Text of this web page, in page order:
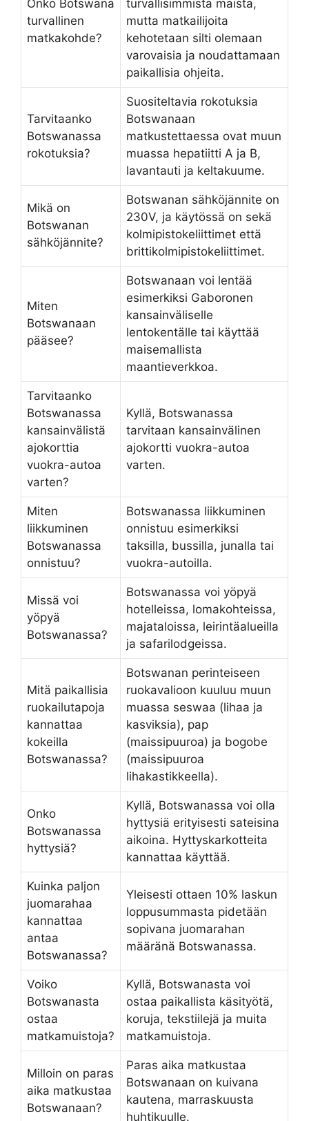
Onko Botswana
turvallinen
matkakohde?
turvallisimmista maista,
mutta matkailijoita
kehotetaan silti olemaan
varovaisia ja noudattamaan
paikallisia ohjeita.
Tarvitaanko
Botswanassa
rokotuksia?
Suositeltavia rokotuksia
Botswanaan
matkustettaessa ovat muun
muassa hepatiitti A ja B,
lavantauti ja keltakuume.
Mikä on
Botswanan
sähköjännite?
Botswanan sähköjännite on
230V, ja käytössä on sekä
kolmipistokeliittimet että
brittikolmipistokeliittimet.
Miten
Botswanaan
pääsee?
Botswanaan voi lentää
esimerkiksi Gaboronen
kansainväliselle
lentokentälle tai käyttää
maisemallista
maantieverkkoa.
Tarvitaanko
Botswanassa
kansainvälistä
ajokorttia
vuokra-autoa
varten?
Kyllä, Botswanassa
tarvitaan kansainvälinen
ajokortti vuokra-autoa
varten.
Miten
liikkuminen
Botswanassa
onnistuu?
Botswanassa liikkuminen
onnistuu esimerkiksi
taksilla, bussilla, junalla tai
vuokra-autoilla.
Missä voi
yöpyä
Botswanassa?
Botswanassa voi yöpyä
hotelleissa, lomakohteissa,
majataloissa, leirintäalueilla
ja safarilodgeissa.
Mitä paikallisia
ruokailutapoja
kannattaa
kokeilla
Botswanassa?
Botswanan perinteiseen
ruokavalioon kuuluu muun
muassa seswaa (lihaa ja
kasviksia), pap
(maissipuuroa) ja bogobe
(maissipuuroa
lihakastikkeella).
Onko
Botswanassa
hyttysiä?
Kyllä, Botswanassa voi olla
hyttysiä erityisesti sateisina
aikoina. Hyttyskarkotteita
kannattaa käyttää.
Kuinka paljon
juomarahaa
kannattaa
antaa
Botswanassa?
Yleisesti ottaen 10% laskun
loppusummasta pidetään
sopivana juomarahan
määränä Botswanassa.
Voiko
Botswanasta
ostaa
matkamuistoja?
Kyllä, Botswanasta voi
ostaa paikallista käsityötä,
koruja, tekstiilejä ja muita
matkamuistoja.
Milloin on paras
aika matkustaa
Botswanaan?
Paras aika matkustaa
Botswanaan on kuivana
kautena, marraskuusta
huhtikuulle.